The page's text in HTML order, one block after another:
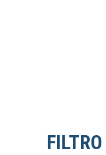
FILTRO